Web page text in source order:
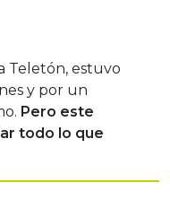
Teletón, estuvo
y por un
Pero este
todo lo que